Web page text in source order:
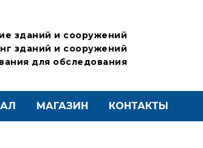
зданий и сооружений
зданий и сооружений
для обследования
МАГАЗИН КОНТАКТЫ